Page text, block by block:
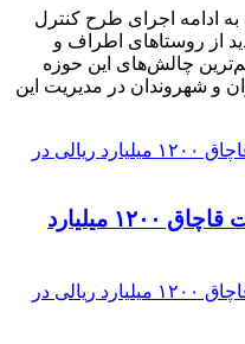
ادامه اجرای طرح کنترل
از روستاهای اطراف و
چالش‌های این حوزه
و شهروندان در مدیریت این
کشف ۶۰۱ دستگاه کولر اسپلیت قاچاق ۱۲۰۰ میلیارد